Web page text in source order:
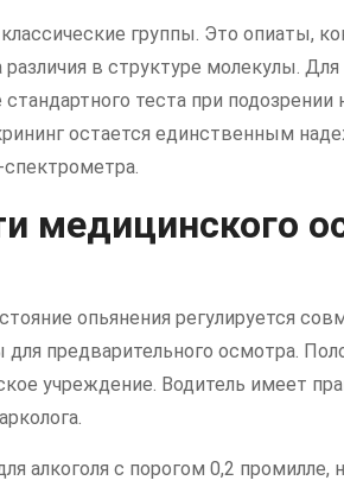
группы. Это опиаты,
в структуре молекулы.
теста при
остается единственным
спектрометра.
медицинского
опьянения регулируется
предварительного осмотра.
учреждение. Водитель имеет
алкоголя с порогом 0,2